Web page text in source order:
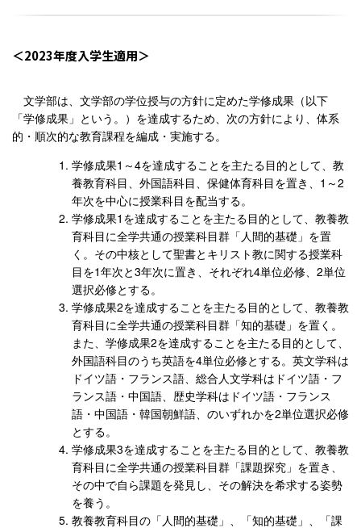
2023年度入学生適用
文学部は、文学部の学位授与の方針に定めた学修成果（以下
「学修成果」という。）を達成するため、次の方針により、体系
的・順次的な教育課程を編成・実施する。
学修成果1～4を達成することを主たる目的として、教
養教育科目、外国語科目、保健体育科目を置き、1～2
年次を中心に授業科目を配当する。
学修成果1を達成することを主たる目的として、教養教
育科目に全学共通の授業科目群「人間的基礎」を置
く。その中核として聖書とキリスト教に関する授業科
目を1年次と3年次に置き、それぞれ4単位必修、2単位
選択必修とする。
学修成果2を達成することを主たる目的として、教養教
育科目に全学共通の授業科目群「知的基礎」を置く。
また、学修成果2を達成することを主たる目的として、
外国語科目のうち英語を4単位必修とする。英文学科は
ドイツ語・フランス語、総合人文学科はドイツ語・フ
ランス語・中国語、歴史学科はドイツ語・フランス
語・中国語・韓国朝鮮語、のいずれかを2単位選択必修
とする。
学修成果3を達成することを主たる目的として、教養教
育科目に全学共通の授業科目群「課題探究」を置き、
その中で自ら課題を発見し、その解決を希求する姿勢
を養う。
教養教育科目の「人間的基礎」、「知的基礎」、「課